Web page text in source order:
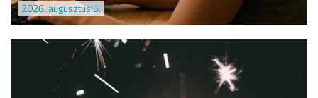
2026. augusztus 5.